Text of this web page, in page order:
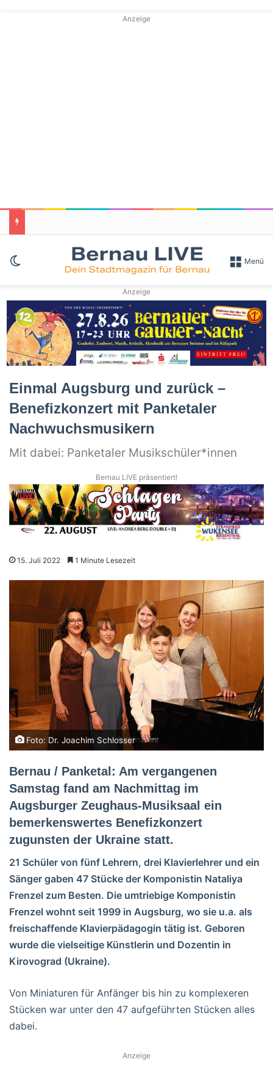
Anzeige
Skin umschalten Menü
Anzeige
Einmal Augsburg und zurück –
Benefizkonzert mit Panketaler
Nachwuchsmusikern
Mit dabei: Panketaler Musikschüler*innen
Bernau LIVE präsentiert!
15. Juli 2022 1 Minute Lesezeit
Foto: Dr. Joachim Schlosser
Bernau / Panketal: Am vergangenen
Samstag fand am Nachmittag im
Augsburger Zeughaus-Musiksaal ein
bemerkenswertes Benefizkonzert
zugunsten der Ukraine statt.
21 Schüler von fünf Lehrern, drei Klavierlehrer und ein
Sänger gaben 47 Stücke der Komponistin Nataliya
Frenzel zum Besten. Die umtriebige Komponistin
Frenzel wohnt seit 1999 in Augsburg, wo sie u.a. als
freischaffende Klavierpädagogin tätig ist. Geboren
wurde die vielseitige Künstlerin und Dozentin in
Kirovograd (Ukraine).
Von Miniaturen für Anfänger bis hin zu komplexeren
Stücken war unter den 47 aufgeführten Stücken alles
dabei.
Anzeige